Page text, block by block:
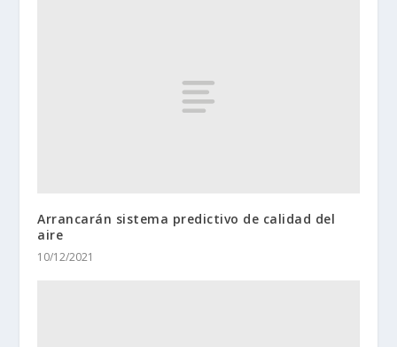
Arrancarán sistema predictivo de calidad del
aire
10/12/2021